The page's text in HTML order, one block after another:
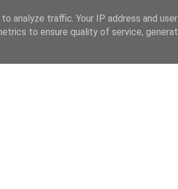
analyze traffic. Your IP address and
to ensure quality of service,